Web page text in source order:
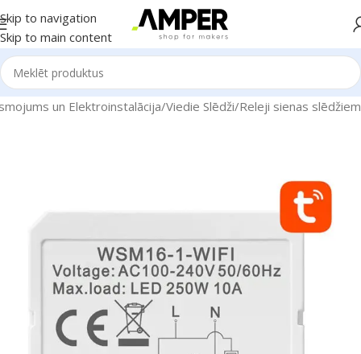
Skip to navigation
Skip to main content
un Elektroinstalācija/Viedie Slēdži/Releji sienas slēdžiem